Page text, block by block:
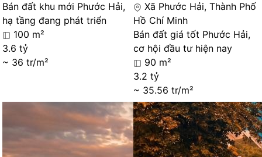
Bán đất khu mới Phước Hải,
hạ tầng đang phát triển
100 m²
3.6 tỷ
~ 36 tr/m²
Xã Phước Hải, Thành Phố
Hồ Chí Minh
Bán đất giá tốt Phước Hải,
cơ hội đầu tư hiện nay
90 m²
3.2 tỷ
~ 35.56 tr/m²